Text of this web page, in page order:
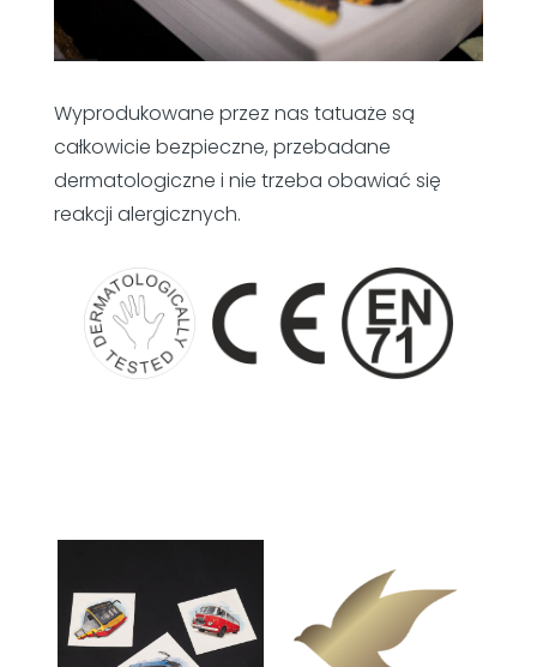
Wyprodukowane przez nas tatuaże są
całkowicie bezpieczne, przebadane
dermatologiczne i nie trzeba obawiać się
reakcji alergicznych.